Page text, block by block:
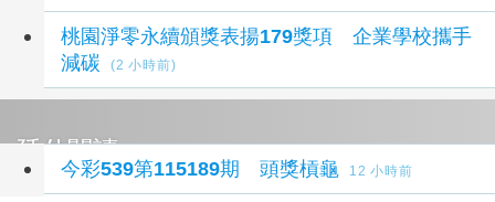
桃園淨零永續頒獎表揚179獎項 企業學校攜手
減碳
(2 小時前)
延伸閱讀
今彩539第115189期 頭獎槓龜 12 小時前